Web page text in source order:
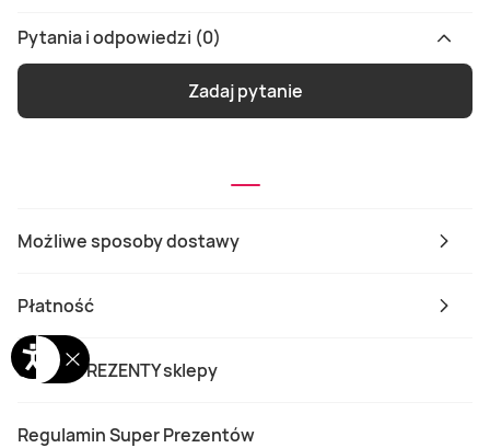
Możliwe sposoby dostawy
Płatność
SUPER PREZENTY sklepy
Regulamin Super Prezentów
Pytania i odpowiedzi (0)
Zadaj pytanie